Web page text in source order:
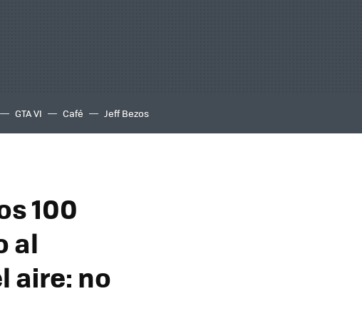
GTA VI Café Jeff Bezos
100
al
aire: no